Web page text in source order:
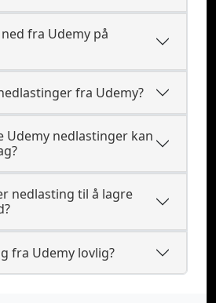
fra Udemy på
fra Udemy?
Udemy nedlastinger kan
nedlasting til å lagre
fra Udemy lovlig?